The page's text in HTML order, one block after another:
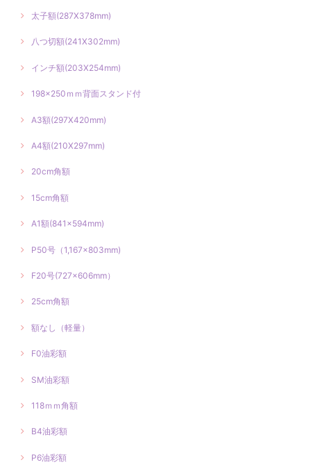
太子額(287X378mm)
八つ切額(241X302mm)
インチ額(203X254mm)
198×250ｍｍ背面スタンド付
A3額(297X420mm)
A4額(210X297mm)
20cm角額
15cm角額
A1額(841×594mm)
P50号（1,167×803mm)
F20号(727×606mm）
25cm角額
額なし（軽量）
F0油彩額
SM油彩額
118ｍｍ角額
B4油彩額
P6油彩額